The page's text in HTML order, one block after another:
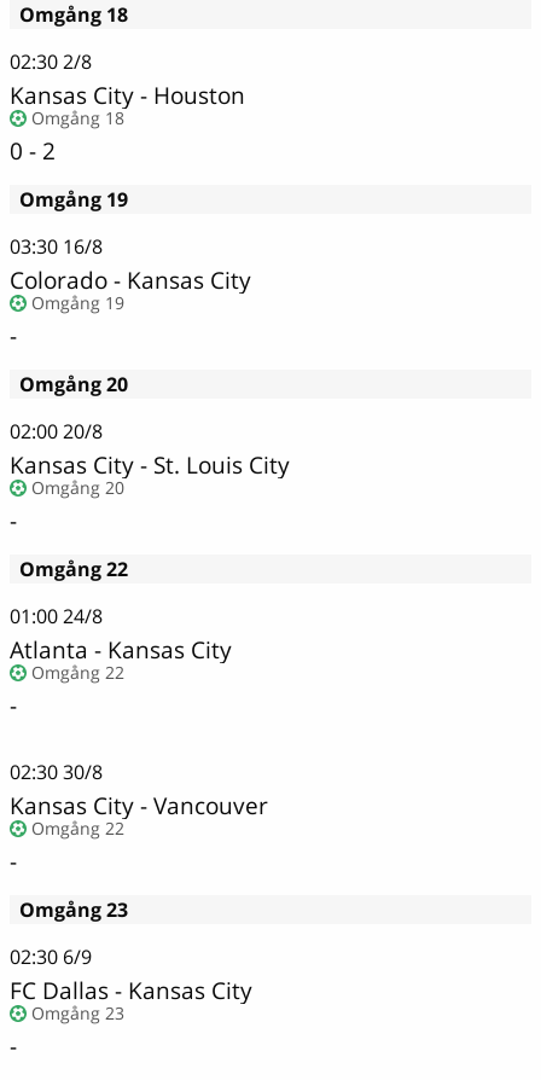
Omgång 18
02:302/8
Kansas City- Houston
Omgång 18
0 - 2
Omgång 19
03:30 16/8
Colorado - Kansas City
Omgång 19
-
Omgång 20
02:0020/8
Kansas City - St. Louis City
Omgång 20
-
Omgång 22
01:0024/8
Atlanta - Kansas City
Omgång 22
-
02:3030/8
Kansas City - Vancouver
Omgång 22
-
Omgång 23
02:30 6/9
FC Dallas - Kansas City
Omgång 23
-